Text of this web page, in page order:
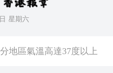
星期六
地區氣溫高達37度以上